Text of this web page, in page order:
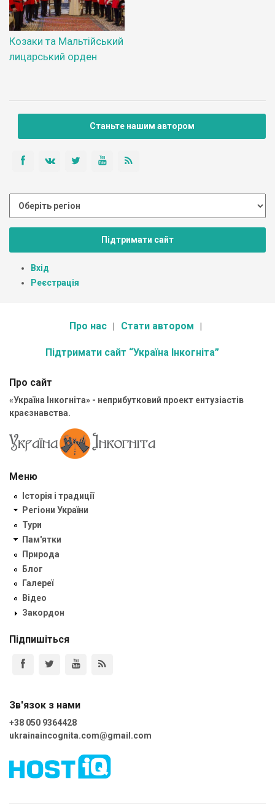
Козаки та Мальтійський
лицарський орден
Станьте нашим автором
Підтримати сайт
Вхід
Реєстрація
Про нас Стати автором
Підтримати сайт “Україна Інкогніта”
Про сайт
«Україна Інкогніта» - неприбутковий проект ентузіастів
краєзнавства.
Меню
Історія і традиції
Регіони України
Тури
Пам'ятки
Природа
Блог
Галереї
Відео
Закордон
Підпишіться
Зв'язок з нами
+38 050 9364428
ukrainaincognita.com@gmail.com